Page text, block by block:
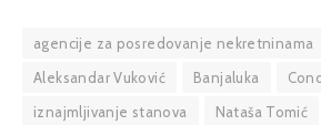
agencije za posredovanje nekretninama
Aleksandar Vuković
Banjaluka
iznajmljivanje stanova
Nataša Tomić